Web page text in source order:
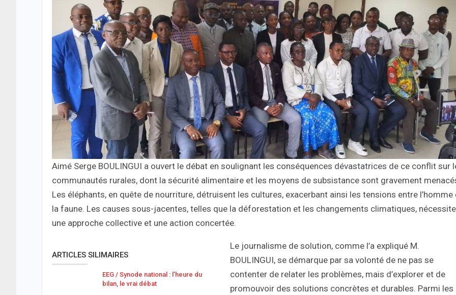
Aimé Serge BOULINGUI a ouvert le débat en soulignant les conséquences dévastatrices de ce conflit sur
communautés rurales, dont la sécurité alimentaire et les moyens de subsistance sont gravement
Les éléphants, en quête de nourriture, détruisent les cultures, exacerbant ainsi les tensions entre l’homme
la faune. Les causes sous-jacentes, telles que la déforestation et les changements climatiques,
une approche collective et une action concertée.
ARTICLES SILIMAIRES
EEG / Synode national : l’heure du
bilan, le vrai débat
Le journalisme de solution, comme l’a expliqué M.
BOULINGUI, se démarque par sa volonté de ne pas se
contenter de relater les problèmes, mais d’explorer et de
promouvoir des solutions concrètes et durables. Parmi les